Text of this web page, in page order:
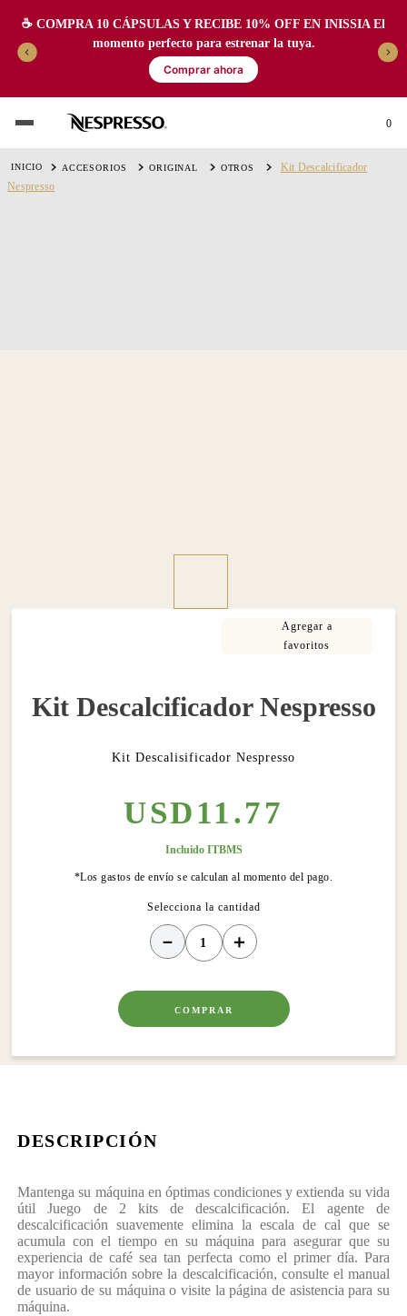
☕️ COMPRA 10 CÁPSULAS Y RECIBE 10% OFF EN INISSIA El
momento perfecto para estrenar la tuya.
Comprar ahora
0
ACCESORIOS ORIGINAL OTROS
Kit Descalcificador
Nespresso
Kit Descalcificador Nespresso
Kit Descalisificador Nespresso
USD11.77
Incluido ITBMS
*Los gastos de envío se calculan al momento del pago.
＋
－
COMPRAR
DESCRIPCIÓN
Mantenga su máquina en óptimas condiciones y extienda su vida
útil Juego de 2 kits de descalcificación. El agente de
descalcificación suavemente elimina la escala de cal que se
acumula con el tiempo en su máquina para asegurar que su
experiencia de café sea tan perfecta como el primer día. Para
mayor información sobre la descalcificación, consulte el manual
de usuario de su máquina o visite la página de asistencia para su
máquina.